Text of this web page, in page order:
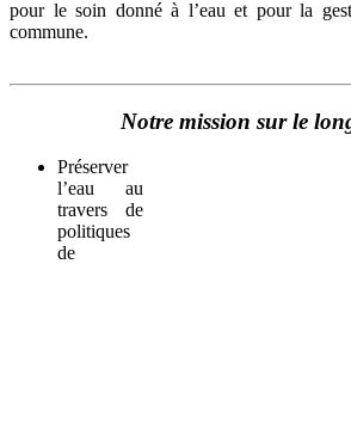
pour le soin donné à l’eau et pour la
commune.
Notre mission sur le
Préserver
l’eau au
travers de
politiques
de